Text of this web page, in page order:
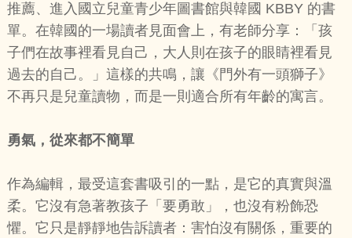
推薦、進入國立兒童青少年圖書館與韓國 KBBY 的書
單。在韓國的一場讀者見面會上，有老師分享：「孩
子們在故事裡看見自己，大人則在孩子的眼睛裡看見
過去的自己。」這樣的共鳴，讓《門外有一頭獅子》
不再只是兒童讀物，而是一則適合所有年齡的寓言。
勇氣，從來都不簡單
作為編輯，最受這套書吸引的一點，是它的真實與溫
柔。它沒有急著教孩子「要勇敢」，也沒有粉飾恐
懼。它只是靜靜地告訴讀者：害怕沒有關係，重要的